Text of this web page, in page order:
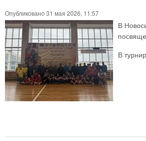
Опубликовано 31 мая 2026, 11:57
В
В